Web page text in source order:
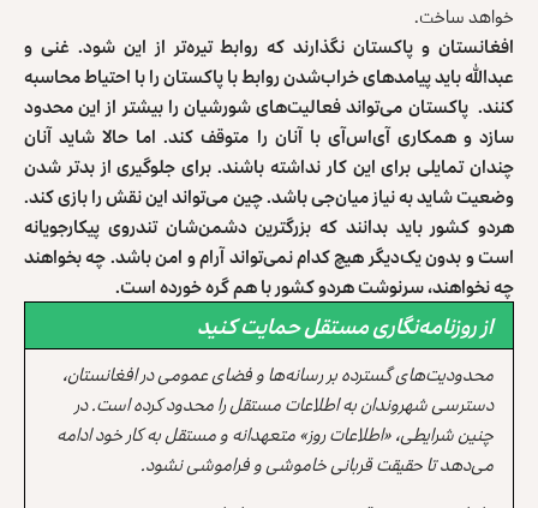
خواهد ساخت.
افغانستان و پاکستان نگذارند که روابط تیره‌تر از این شود. غنی و
عبدالله باید پیامدهای خراب‌شدن روابط با پاکستان را با احتیاط محاسبه
کنند. پاکستان می‌تواند فعالیت‌های شورشیان را بیشتر از این محدود
سازد و همکاری آی‌اس‌آی با آنان را متوقف کند. اما حالا شاید آنان
چندان تمایلی برای این کار نداشته باشند. برای جلوگیری از بدتر شدن
وضعیت شاید به نیاز میان‌جی باشد. چین می‌تواند این نقش را بازی کند.
هردو کشور باید بدانند که بزرگترین دشمن‌شان تندروی پیکارجویانه‌
است و بدون یک‌دیگر هیچ‌ کدام نمی‌تواند آرام و امن باشد. چه بخواهند
چه نخواهند، سرنوشت هردو کشور با هم گره خورده است.
از روزنامه‌نگاری مستقل حمایت کنید
محدودیت‌های گسترده بر رسانه‌ها و فضای عمومی در افغانستان،
دسترسی شهروندان به اطلاعات مستقل را محدود کرده است. در
چنین شرایطی، «اطلاعات روز» متعهدانه و مستقل به کار خود ادامه
می‌دهد تا حقیقت قربانی خاموشی و فراموشی نشود.